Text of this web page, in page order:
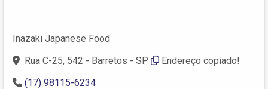
Inazaki Japanese Food
Rua C-25, 542 - Barretos - SP
Endereço copiado!
(17) 98115-6234